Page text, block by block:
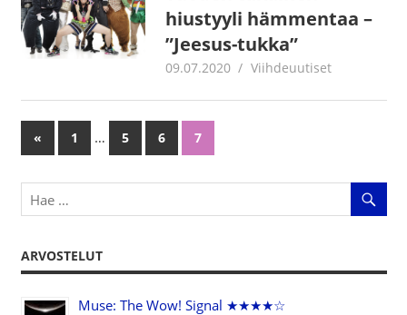
hiustyyli hämmentaa –
”Jeesus-tukka”
09.07.2020 Juha Kaunisto
Viihdeuutiset
Artikkelien
selaus
« Previous
Posts
1 … 5 6 7
ARVOSTELUT
Muse: The Wow! Signal ★★★★☆